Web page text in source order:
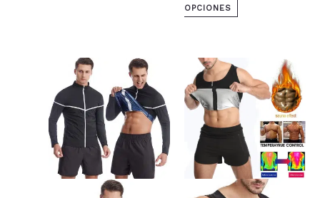
OPCIONES
producto
tiene
múltiples
variantes.
Las
opciones
se
Este
producto
tiene
múltiples
variantes.
Las
opciones
se